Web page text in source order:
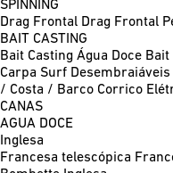
SPINNING
Drag Frontal Drag Frontal
BAIT CASTING
Bait Casting Água Doce Bait
Carpa Surf Desembraiáveis
/ Costa / Barco Corrico
CANAS
AGUA DOCE
Inglesa
Francesa telescópica